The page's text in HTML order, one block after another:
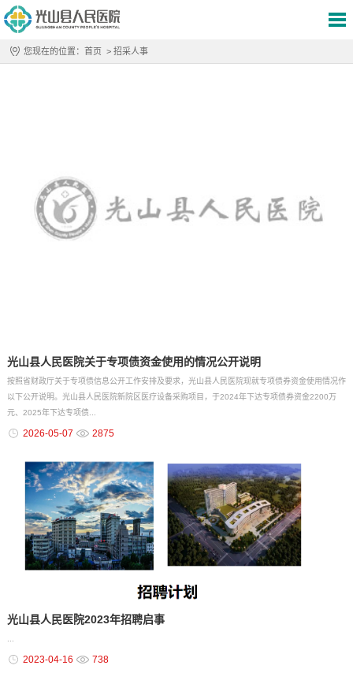
您现在的位置： 首页 > 招采人事
光山县人民医院关于专项债资金使用的情况公开说明
按照省财政厅关于专项债信息公开工作安排及要求，光山县人民医院现就专项债券资金使用情况作
以下公开说明。光山县人民医院新院区医疗设备采购项目，于2024年下达专项债券资金2200万
元、2025年下达专项债...
2026-05-07 2875
光山县人民医院2023年招聘启事
2023-04-16 738